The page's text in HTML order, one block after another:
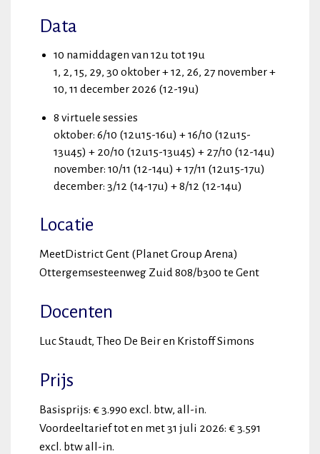
Data
10 namiddagen van 12u tot 19u
1, 2, 15, 29, 30 oktober + 12, 26, 27 november +
10, 11 december 2026 (12-19u)
8 virtuele sessies
oktober: 6/10 (12u15-16u) + 16/10 (12u15-
13u45) + 20/10 (12u15-13u45) + 27/10 (12-14u)
november: 10/11 (12-14u) + 17/11 (12u15-17u)
december: 3/12 (14-17u) + 8/12 (12-14u)
Locatie
MeetDistrict Gent (Planet Group Arena)
Ottergemsesteenweg Zuid 808/b300 te Gent
Docenten
Luc Staudt, Theo De Beir en Kristoff Simons
Prijs
Basisprijs: € 3.990 excl. btw, all-in.
Voordeeltarief tot en met 31 juli 2026: € 3.591
excl. btw all-in.